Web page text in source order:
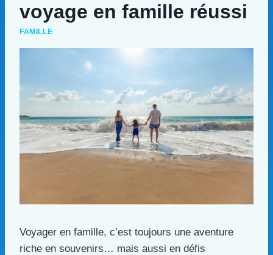
voyage en famille réussi
FAMILLE
Voyager en famille, c’est toujours une aventure
riche en souvenirs… mais aussi en défis